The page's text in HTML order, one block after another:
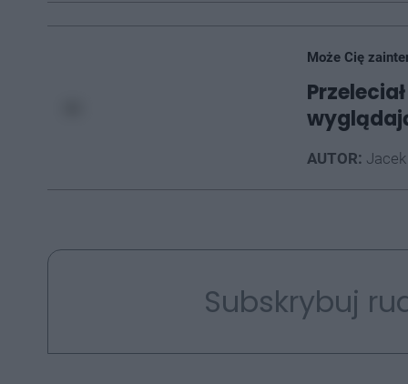
Może Cię
AUTOR:
Subskrybuj